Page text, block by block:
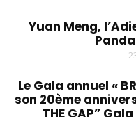
Yuan Meng,
Le Gala annuel «
son 20ème
THE GAP”